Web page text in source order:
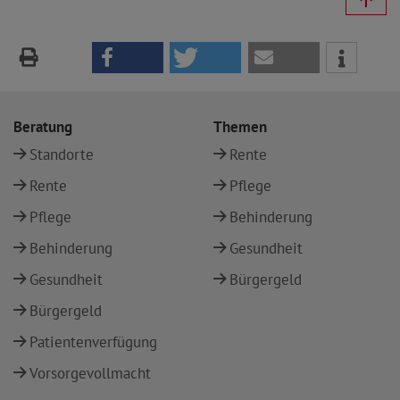
Beratung
Standorte
Rente
Pflege
Behinderung
Gesundheit
Bürgergeld
Patientenverfügung
Vorsorgevollmacht
Themen
Rente
Pflege
Behinderung
Gesundheit
Bürgergeld